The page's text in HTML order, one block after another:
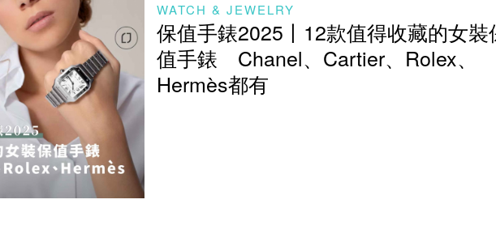
WATCH & JEWELRY
保值手錶2025丨12款值得收藏的女裝
值手錶 Chanel、Cartier、Rolex、
Hermès都有